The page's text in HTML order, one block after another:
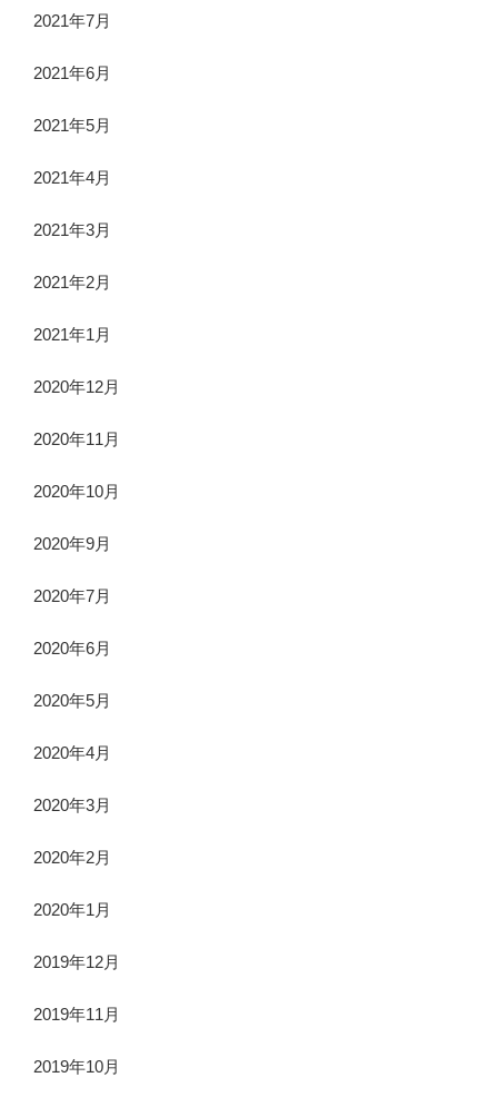
2021年7月
2021年6月
2021年5月
2021年4月
2021年3月
2021年2月
2021年1月
2020年12月
2020年11月
2020年10月
2020年9月
2020年7月
2020年6月
2020年5月
2020年4月
2020年3月
2020年2月
2020年1月
2019年12月
2019年11月
2019年10月